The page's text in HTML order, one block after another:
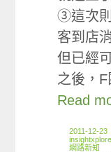
③這次
客到店
但已經
之後，F
Read
2011-12-23
網路新知